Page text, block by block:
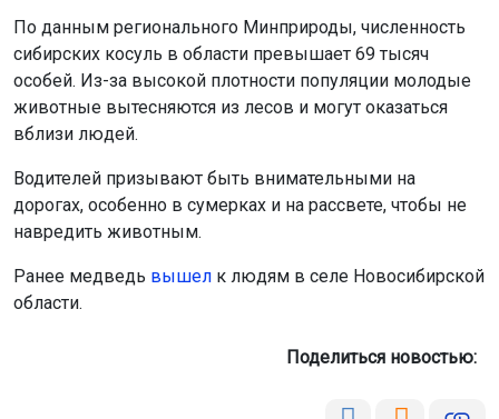
По данным регионального Минприроды, численность
сибирских косуль в области превышает 69 тысяч
особей. Из-за высокой плотности популяции молодые
животные вытесняются из лесов и могут оказаться
вблизи людей.
Водителей призывают быть внимательными на
дорогах, особенно в сумерках и на рассвете, чтобы не
навредить животным.
Ранее медведь вышел к людям в селе Новосибирской
области.
Поделиться новостью: